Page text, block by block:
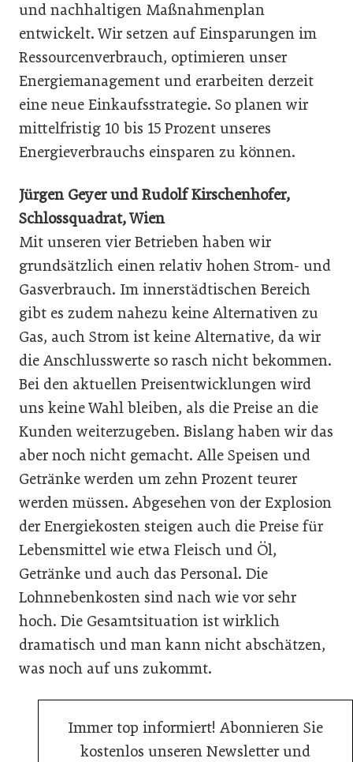
und nachhaltigen Maßnahmenplan
entwickelt. Wir setzen auf Einsparungen im
Ressourcenverbrauch, optimieren unser
Energiemanagement und erarbeiten derzeit
eine neue Einkaufsstrategie. So planen wir
mittelfristig 10 bis 15 Prozent unseres
Energieverbrauchs einsparen zu können.
Jürgen Geyer und Rudolf Kirschenhofer,
Schlossquadrat, Wien
Mit unseren vier Betrieben haben wir
grundsätzlich einen relativ hohen Strom- und
Gasverbrauch. Im innerstädtischen Bereich
gibt es zudem nahezu keine Alternativen zu
Gas, auch Strom ist keine Alternative, da wir
die Anschlusswerte so rasch nicht bekommen.
Bei den aktuellen Preisentwicklungen wird
uns keine Wahl bleiben, als die Preise an die
Kunden weiterzugeben. Bislang haben wir das
aber noch nicht gemacht. Alle Speisen und
Getränke werden um zehn Prozent teurer
werden müssen. Abgesehen von der Explosion
der Energiekosten steigen auch die Preise für
Lebensmittel wie etwa Fleisch und Öl,
Getränke und auch das Personal. Die
Lohnnebenkosten sind nach wie vor sehr
hoch. Die Gesamtsituation ist wirklich
dramatisch und man kann nicht abschätzen,
was noch auf uns zukommt.
Immer top informiert! Abonnieren Sie
kostenlos unseren Newsletter und